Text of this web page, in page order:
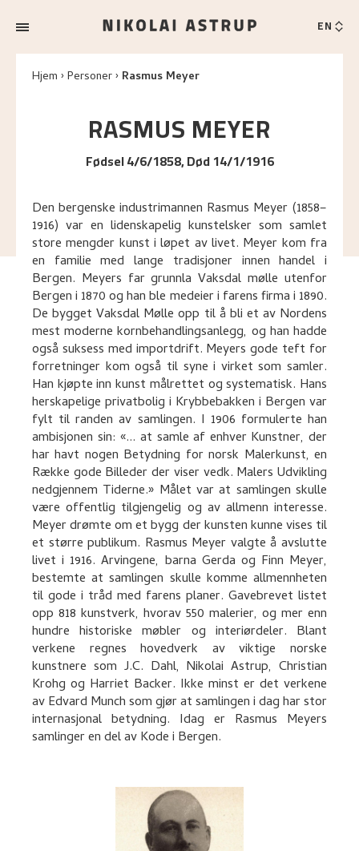
EN
Hjem Personer Rasmus Meyer
RASMUSMEYER
Fødsel 4/6/1858, Død 14/1/1916
Den bergenske industrimannen Rasmus Meyer (1858–
1916) var en lidenskapelig kunstelsker som samlet
store mengder kunst i løpet av livet. Meyer kom fra
en familie med lange tradisjoner innen handel i
Bergen. Meyers far grunnla Vaksdal mølle utenfor
Bergen i 1870 og han ble medeier i farens firma i 1890.
De bygget Vaksdal Mølle opp til å bli et av Nordens
mest moderne kornbehandlingsanlegg, og han hadde
også suksess med importdrift. Meyers gode teft for
forretninger kom også til syne i virket som samler.
Han kjøpte inn kunst målrettet og systematisk. Hans
herskapelige privatbolig i Krybbebakken i Bergen var
fylt til randen av samlingen. I 1906 formulerte han
ambisjonen sin: «... at samle af enhver Kunstner, der
har havt nogen Betydning for norsk Malerkunst, en
Række gode Billeder der viser vedk. Malers Udvikling
nedgjennem Tiderne.» Målet var at samlingen skulle
være offentlig tilgjengelig og av allmenn interesse.
Meyer drømte om et bygg der kunsten kunne vises til
et større publikum. Rasmus Meyer valgte å avslutte
livet i 1916. Arvingene, barna Gerda og Finn Meyer,
bestemte at samlingen skulle komme allmennheten
til gode i tråd med farens planer. Gavebrevet listet
opp 818 kunstverk, hvorav 550 malerier, og mer enn
hundre historiske møbler og interiørdeler. Blant
verkene regnes hovedverk av viktige norske
kunstnere som J.C. Dahl, Nikolai Astrup, Christian
Krohg og Harriet Backer. Ikke minst er det verkene
av Edvard Munch som gjør at samlingen i dag har stor
internasjonal betydning. Idag er Rasmus Meyers
samlinger en del av Kode i Bergen.